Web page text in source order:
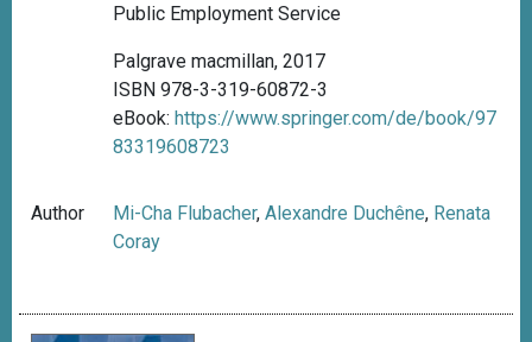
Public Employment Service
Palgrave macmillan, 2017
ISBN 978-3-319-60872-3
eBook:https://www.springer.com/de/book/97
83319608723
Author Mi-Cha Flubacher,Alexandre Duchêne, Renata
Coray